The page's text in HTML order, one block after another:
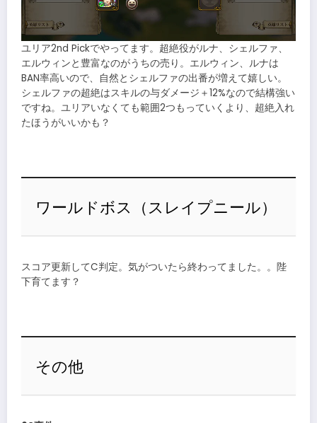
ユリア2nd Pickでやってます。超絶役がルナ、シェルファ、
エルウィンと豊富なのがうちの売り。エルウィン、ルナは
BAN率高いので、自然とシェルファの出番が増えて嬉しい。
シェルファの超絶はスキルの与ダメージ＋12%なので結構強い
ですね。ユリアいなくても範囲2つもっていくより、超絶入れ
たほうがいいかも？
ワールドボス（スレイプニール）
スコア更新してC判定。気がついたら終わってました。。陛
下育てます？
その他